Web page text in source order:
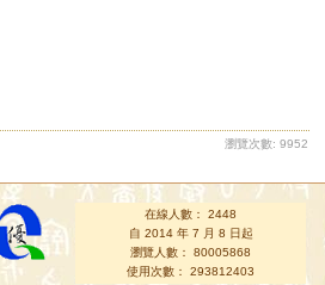
瀏覽次數: 9952
在線人數： 2448
自 2014 年 7 月 8 日起
瀏覽人數： 80005868
使用次數： 293812403